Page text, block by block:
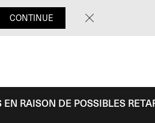
CONTINUE
RAISON DE POSSIBLES